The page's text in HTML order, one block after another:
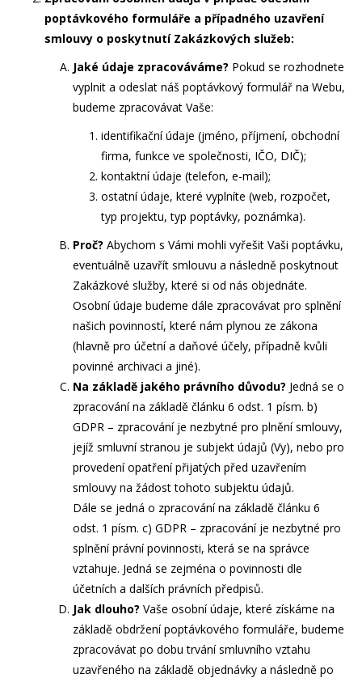
poptávkového formuláře a případného uzavření
smlouvy o poskytnutí Zakázkových služeb:
Jaké údaje zpracováváme? Pokud se rozhodnete
vyplnit a odeslat náš poptávkový formulář na Webu,
budeme zpracovávat Vaše:
identifikační údaje (jméno, příjmení, obchodní
firma, funkce ve společnosti, IČO, DIČ);
kontaktní údaje (telefon, e-mail);
ostatní údaje, které vyplníte (web, rozpočet,
typ projektu, typ poptávky, poznámka).
Proč? Abychom s Vámi mohli vyřešit Vaši poptávku,
eventuálně uzavřít smlouvu a následně poskytnout
Zakázkové služby, které si od nás objednáte.
Osobní údaje budeme dále zpracovávat pro splnění
našich povinností, které nám plynou ze zákona
(hlavně pro účetní a daňové účely, případně kvůli
povinné archivaci a jiné).
Na základě jakého právního důvodu? Jedná se o
zpracování na základě článku 6 odst. 1 písm. b)
GDPR – zpracování je nezbytné pro plnění smlouvy,
jejíž smluvní stranou je subjekt údajů (Vy), nebo pro
provedení opatření přijatých před uzavřením
smlouvy na žádost tohoto subjektu údajů.
Dále se jedná o zpracování na základě článku 6
odst. 1 písm. c) GDPR – zpracování je nezbytné pro
splnění právní povinnosti, která se na správce
vztahuje. Jedná se zejména o povinnosti dle
účetních a dalších právních předpisů.
Jak dlouho? Vaše osobní údaje, které získáme na
základě obdržení poptávkového formuláře, budeme
zpracovávat po dobu trvání smluvního vztahu
uzavřeného na základě objednávky a následně po